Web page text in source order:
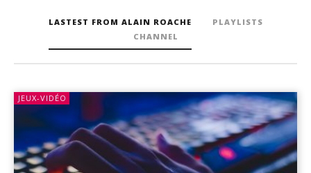
LASTEST FROM ALAIN ROACHE
PLAYLISTS
CHANNEL
JEUX-VIDÉO